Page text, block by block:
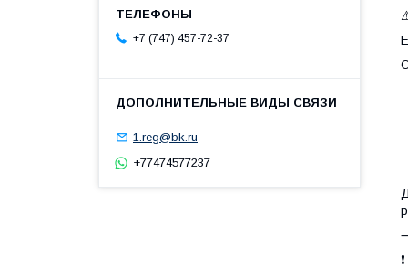
+7 (747) 457-72-37
1.reg@bk.ru
+77474577237